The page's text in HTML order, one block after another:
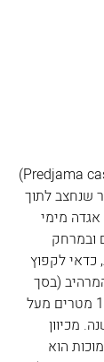
Predjama
)
שנחצב לתוך
מימי
ובמרחק
כדאי לקפוץ
(בסך
הכל 50 דקות מטריאסטה). המתחם נבנה בגובה 123 מטרים מעל
הישר לתוך ההר – פלא אדריכלי בן 800 שנה. מכיוון
הוא